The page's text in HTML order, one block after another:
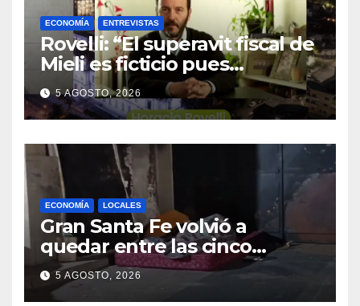
ECONOMÍA ENTREVISTAS
Rovelli: “El superavit fiscal de
Mieli es ficticio pues
debemos 480 mil millones de
dólares”
5 AGOSTO, 2026
ECONOMÍA LOCALES
Gran Santa Fe volvió a
quedar entre las cinco
regiones con más pobreza
del país
5 AGOSTO, 2026